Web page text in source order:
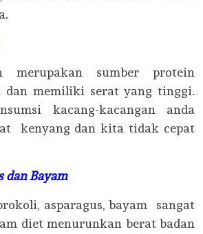
merupakan sumber protein
dan memiliki serat yang tinggi.
kacang-kacangan anda
kenyang dan kita tidak cepat
dan Bayam
asparagus, bayam sangat
diet menurunkan berat badan